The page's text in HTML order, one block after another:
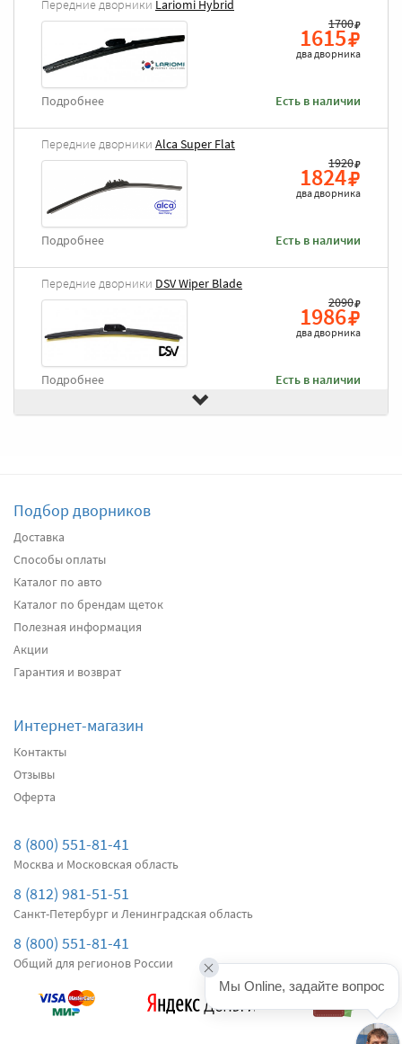
Передние дворники Lariomi Hybrid
1700
1615
два дворника
Есть в наличии
Подробнее
Передние дворники Alca Super Flat
1920
1824
два дворника
Есть в наличии
Подробнее
Передние дворники DSV Wiper Blade
2090
1986
два дворника
Есть в наличии
Подробнее
Подробнее
Передние дворники
Подробнее
Подробнее
Передние дворники
Подробнее
Denso Hybrid
3990
два дворника
Подбор дворников
Доставка
Способы оплаты
Каталог по авто
Каталог по брендам щеток
Полезная информация
Акции
Гарантия и возврат
Интернет-магазин
Контакты
Отзывы
Оферта
8 (800) 551-81-41
Москва и Московская область
8 (812) 981-51-51
Санкт-Петербург и Ленинградская область
8 (800) 551-81-41
Общий для регионов России
Мы Online, задайте вопрос